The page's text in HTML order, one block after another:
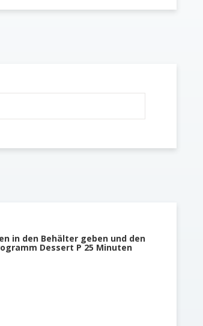
in den Behälter geben und den
Dessert P 25 Minuten